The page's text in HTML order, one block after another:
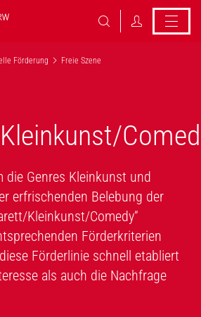
Förderung Freie Szene
die Genres Kleinkunst und
erfrischenden Belebung der
Kleinkunst/Comedy“
Förderkriterien
Förderlinie schnell etabliert
als auch die Nachfrage